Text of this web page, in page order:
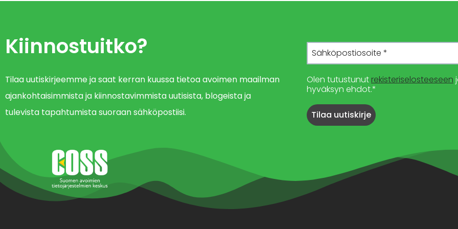
Kiinnostuitko?
Tilaa uutiskirjeemme ja saat kerran kuussa tietoa avoimen maailman
ajankohtaisimmista ja kiinnostavimmista uutisista, blogeista ja
tulevista tapahtumista suoraan sähköpostiisi.
Olen tutustunut rekisteriselosteeseen
hyväksyn ehdot.*